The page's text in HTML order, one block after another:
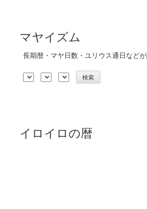
マヤイズム
長期暦・マヤ日数・ユリウス通日などが
イロイロの暦